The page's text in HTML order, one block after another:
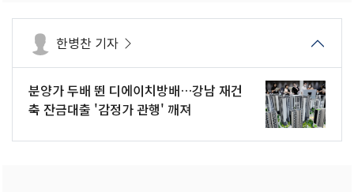
한병찬 기자
분양가 두배 뛴 디에이치방배…강남 재건
축 잔금대출 '감정가 관행' 깨져